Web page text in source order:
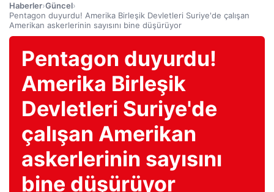
Haberler›Güncel›
Pentagon duyurdu! Amerika Birleşik Devletleri Suriye'de çalışan
Amerikan askerlerinin sayısını bine düşürüyor
Pentagon duyurdu!
Amerika Birleşik
Devletleri Suriye'de
çalışan Amerikan
askerlerinin sayısını
bine düşürüyor